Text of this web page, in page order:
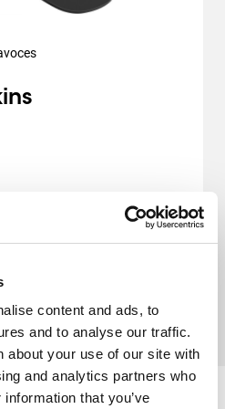
content and ads, to
and to analyse our traffic.
about your use of our site with
and analytics partners who
that you’ve